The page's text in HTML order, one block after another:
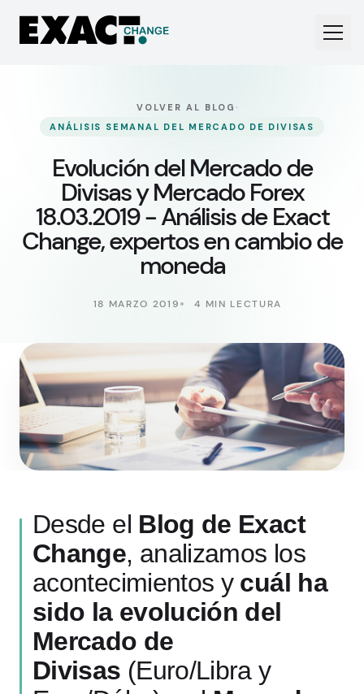
VOLVER AL BLOG ·
ANÁLISIS SEMANAL DEL MERCADO DE DIVISAS
Evolución del Mercado de
Divisas y Mercado Forex
18.03.2019 - Análisis de Exact
Change, expertos en cambio de
moneda
18 MARZO 2019 4 MIN LECTURA
Desde el Blog de Exact
Change, analizamos los
acontecimientos y cuál ha
sido la evolución del
Mercado de
Divisas (Euro/Libra y